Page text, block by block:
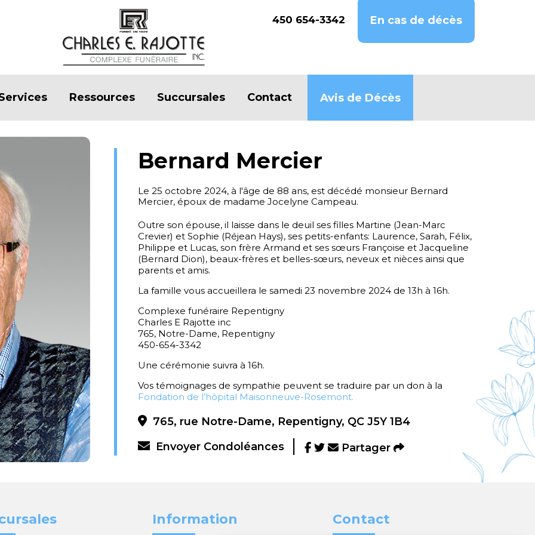
450 654-3342 En cas de décès
Ressources Succursales Contact Avis de Décès
Bernard Mercier
Le 25 octobre 2024, à l'âge de 88 ans, est décédé monsieur Bernard
Mercier, époux de madame Jocelyne Campeau.
Outre son épouse, il laisse dans le deuil ses filles Martine (Jean-Marc
Crevier) et Sophie (Réjean Hays), ses petits-enfants: Laurence, Sarah, Félix,
Philippe et Lucas, son frère Armand et ses sœurs Françoise et Jacqueline
(Bernard Dion), beaux-frères et belles-sœurs, neveux et nièces ainsi que
parents et amis.
La famille vous accueillera le samedi 23 novembre 2024 de 13h à 16h.
Complexe funéraire Repentigny
Charles E Rajotte inc
765, Notre-Dame, Repentigny
450-654-3342
Une cérémonie suivra à 16h.
Vos témoignages de sympathie peuvent se traduire par un don à la
Fondation de l’hôpital Maisonneuve-Rosemont.
765, rue Notre-Dame, Repentigny, QC J5Y 1B4
Envoyer Condoléances
Partager
Information Contact